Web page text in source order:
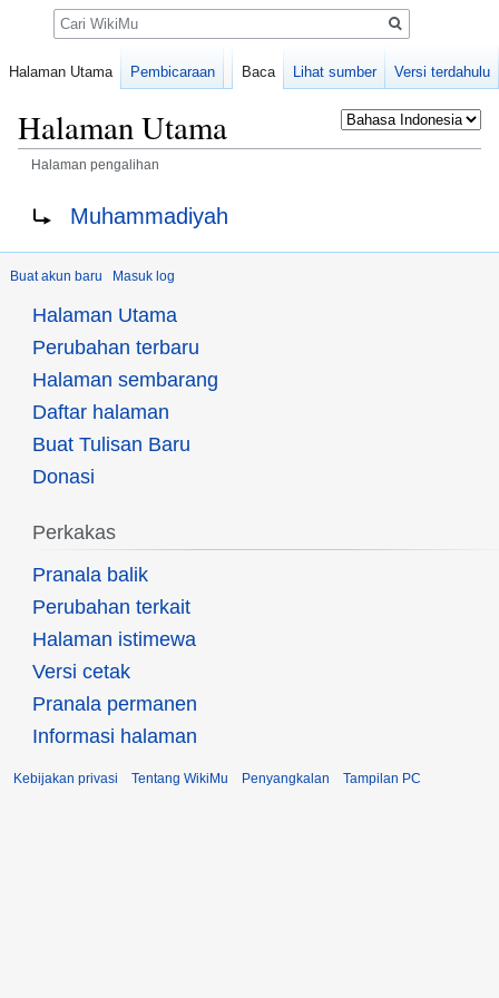
Halaman Utama
Halaman pengalihan
navigasi
pencarian
Mengalihkan ke:
Muhammadiyah
Buat akun baru Masuk log
Halaman Utama Pembicaraan Baca Lihat sumber Versi terdahulu
Pencarian
Halaman Utama
Perubahan terbaru
Halaman sembarang
Daftar halaman
Buat Tulisan Baru
Donasi
Perkakas
Pranala balik
Perubahan terkait
Halaman istimewa
Versi cetak
Pranala permanen
Informasi halaman
Kebijakan privasi Tentang WikiMu Penyangkalan Tampilan PC